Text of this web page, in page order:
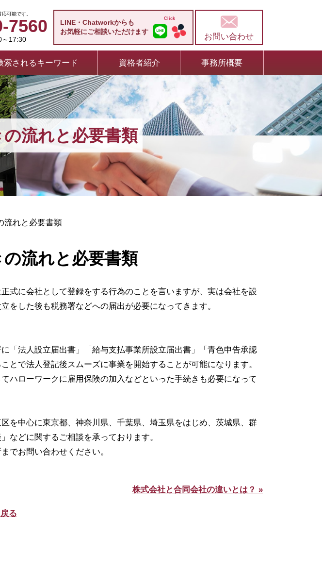
流れと必要書類
可能です。
7560
～17:30
LINE・Chatworkからも
お気軽にご相談いただけます
お問い合わせ
索されるキーワード 資格者紹介 事務所概要
流れと必要書類
流れと必要書類
式に会社として登録をする行為のことを言いますが、実は会社を設
をした後も税務署などへの届出が必要になってきます。
「法人設立届出書」「給与支払事業所設立届出書」「青色申告承認
で法人登記後スムーズに事業を開始することが可能になります。
ハローワークに雇用保険の加入などといった手続きも必要になって
を中心に東京都、神奈川県、千葉県、埼玉県をはじめ、茨城県、群
などに関するご相談を承っております。
でお問い合わせください。
株式会社と合同会社の違いとは？ »
る